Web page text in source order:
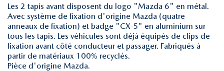
Les 2 tapis avant disposent du logo "Mazda 6" en métal.
Avec système de fixation d'origine Mazda (quatre
anneaux de fixation) et badge "CX-5" en aluminium sur
tous les tapis. Les véhicules sont déjà équipés de clips de
fixation avant côté conducteur et passager. Fabriqués à
partir de matériaux 100% recyclés.
Pièce d'origine Mazda.